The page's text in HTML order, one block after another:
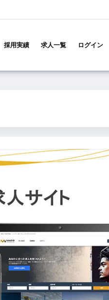
採用実績 求人一覧 ログイン